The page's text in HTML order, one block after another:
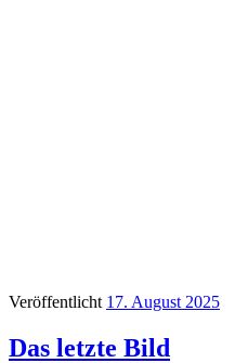
Veröffentlicht 17. August 2025
Das letzte Bild